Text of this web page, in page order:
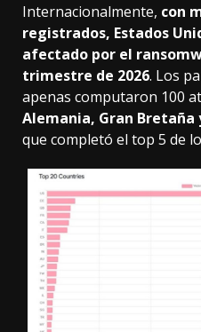
Internacionalmente, con
registrados, Estados
afectado por el
trimestre de 2026. Los
apenas computaron 100
Alemania, Gran Bretaña
que completó el top 5 de